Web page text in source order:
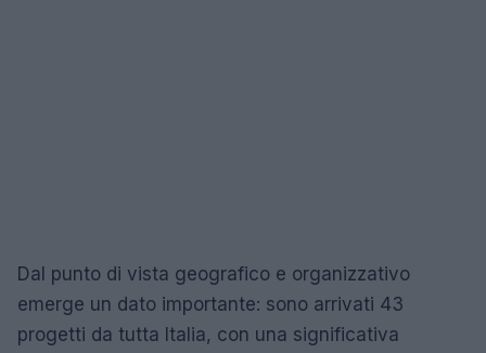
Dal punto di vista geografico e organizzativo
emerge un dato importante: sono arrivati 43
progetti da tutta Italia, con una significativa